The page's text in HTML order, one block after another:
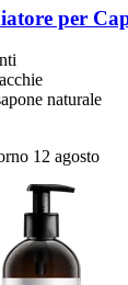
per
naturale
12 agosto